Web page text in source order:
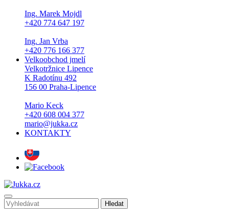
Ing. Marek Mojdl
+420 774 647 197
Ing. Jan Vrba
+420 776 166 377
Velkoobchod jmelí
Velkotržnice Lipence
K Radotínu 492
156 00 Praha-Lipence
Mario Keck
+420 608 004 377
mario@jukka.cz
KONTAKTY